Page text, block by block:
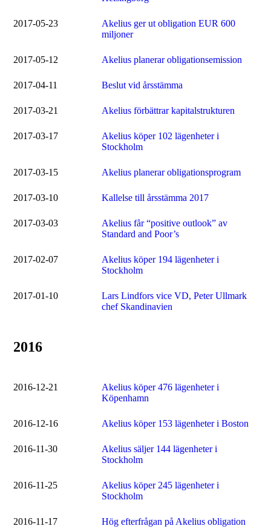
2017-05-23
Akelius ger ut obligation EUR 600
miljoner
2017-05-12 Akelius planerar obligationsemission
2017-04-11 Beslut vid årsstämma
2017-03-21 Akelius förbättrar kapitalstrukturen
2017-03-17
Akelius köper 102 lägenheter i
Stockholm
2017-03-15 Akelius planerar obligationsprogram
2017-03-10 Kallelse till årsstämma 2017
2017-03-03
Akelius får “positive outlook” av
Standard and Poor’s
2017-02-07
Akelius köper 194 lägenheter i
Stockholm
2017-01-10
Lars Lindfors vice VD, Peter Ullmark
chef Skandinavien
2016
2016-12-21
Akelius köper 476 lägenheter i
Köpenhamn
2016-12-16 Akelius köper 153 lägenheter i Boston
2016-11-30
Akelius säljer 144 lägenheter i
Stockholm
2016-11-25
Akelius köper 245 lägenheter i
Stockholm
2016-11-17 Hög efterfrågan på Akelius obligation